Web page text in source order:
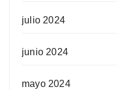
julio 2024
junio 2024
mayo 2024